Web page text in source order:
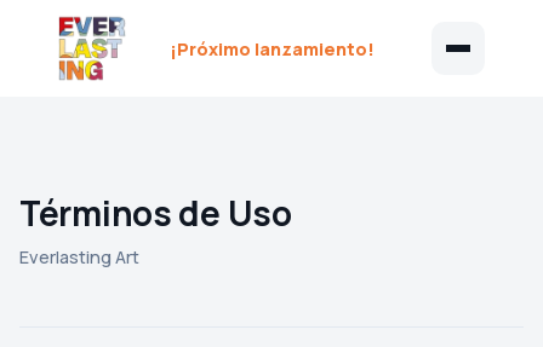
¡Próximo lanzamiento!
Términos de Uso
Everlasting Art